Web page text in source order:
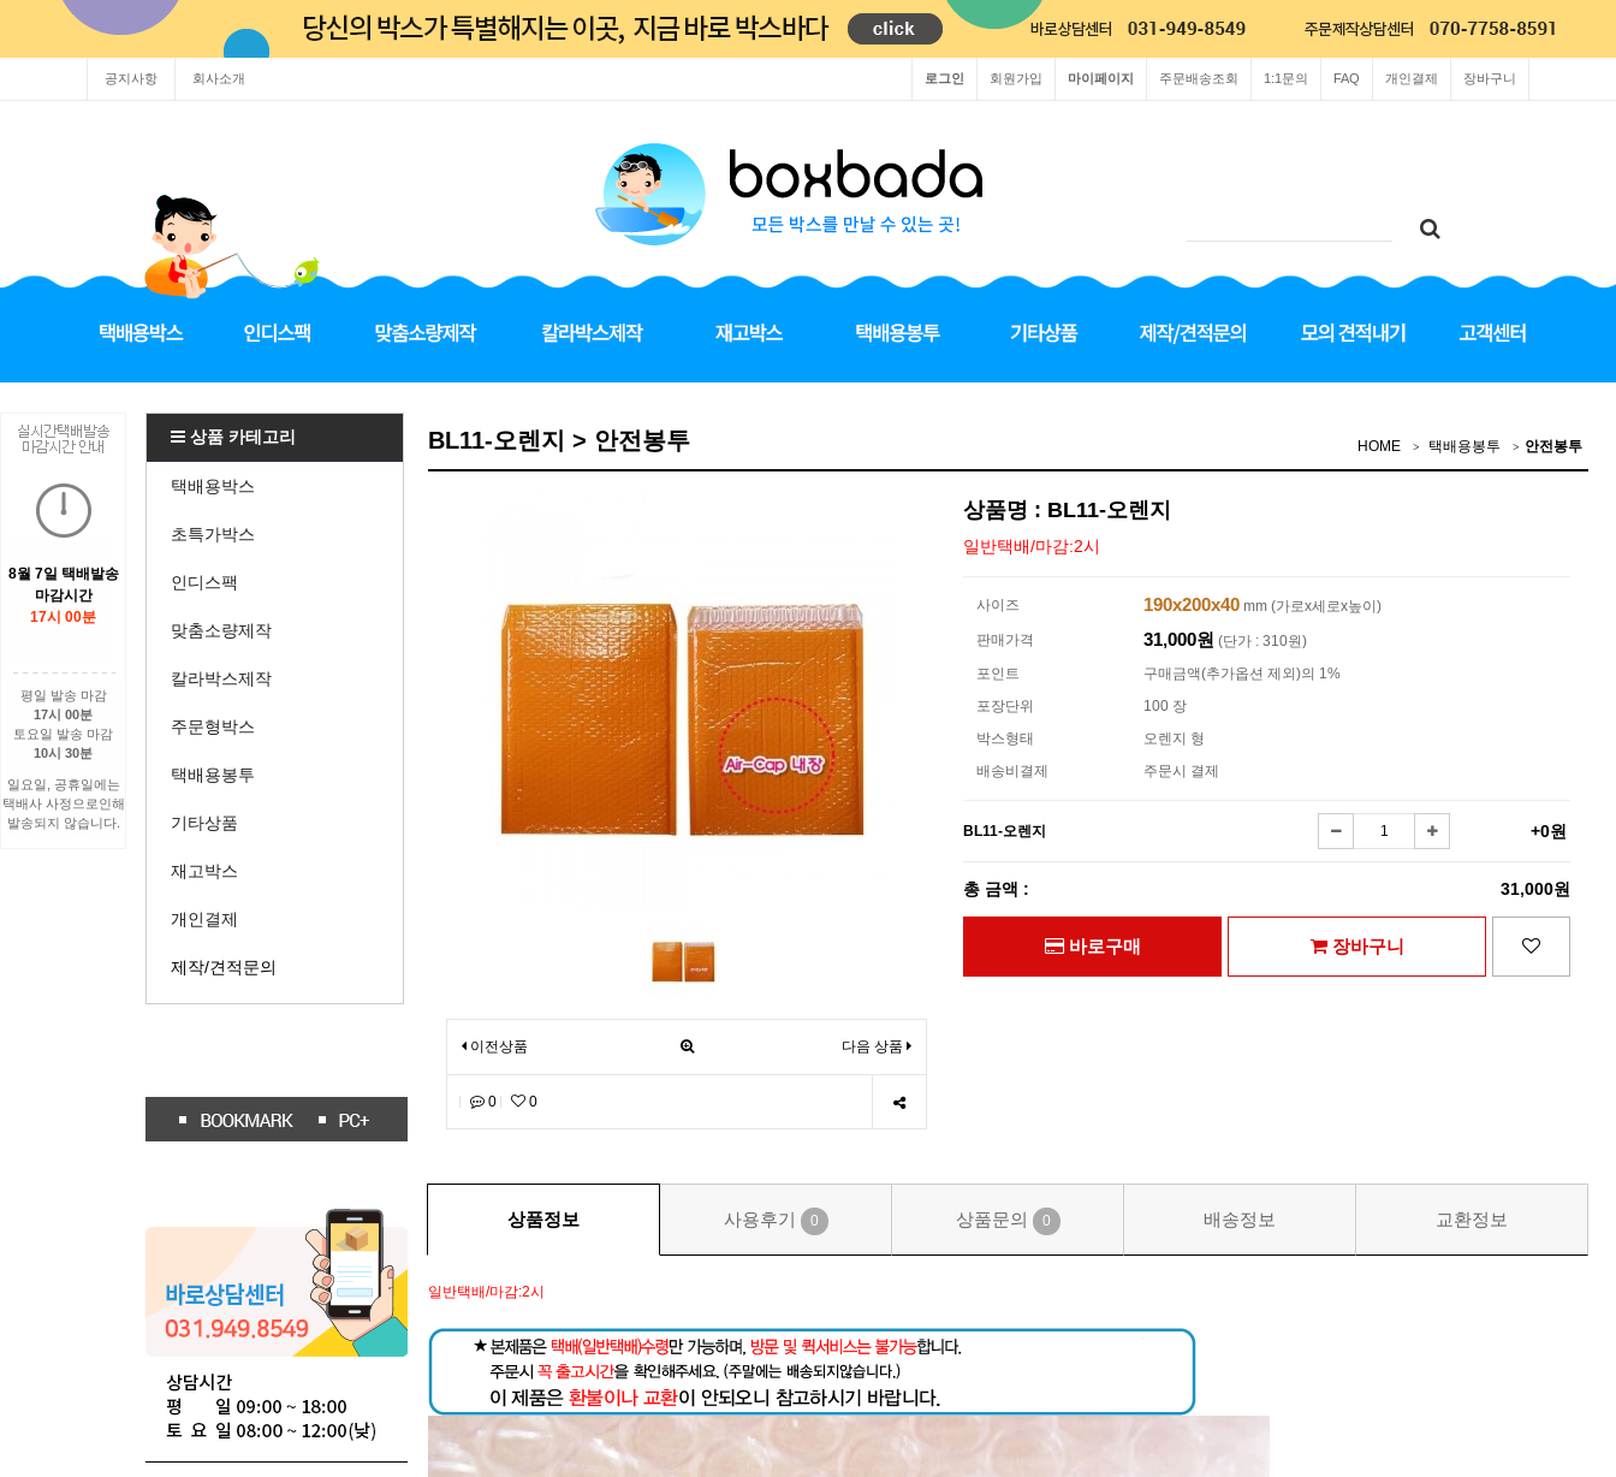
공지사항 회사소개 장바구니
개인결제
FAQ
1:1문의
주문배송조회
마이페이지
회원가입
로그인
8월 7일 택배발송
마감시간
17시 00분
평일 발송 마감
17시 00분
토요일 발송 마감
10시 30분
일요일, 공휴일에는
택배사 사정으로인해
발송되지 않습니다.
상품 카테고리
택배용박스
초특가박스
인디스팩
맞춤소량제작
칼라박스제작
주문형박스
택배용봉투
기타상품
재고박스
개인결제
제작/견적문의
BL11-오렌지 > 안전봉투 HOME 택배용봉투 안전봉투
이전상품 다음 상품
0 0
상품명 : BL11-오렌지
일반택배/마감:2시
사이즈 190x200x40 mm (가로x세로x높이)
판매가격
31,000원 (단가 : 310원)
포인트
구매금액(추가옵션 제외)의 1%
포장단위
100 장
박스형태
오렌지 형
배송비결제
주문시 결제
BL11-오렌지 +0원
총 금액 : 31,000원
바로구매 장바구니
상품정보 사용후기 0 상품문의 0 배송정보 교환정보
일반택배/마감:2시